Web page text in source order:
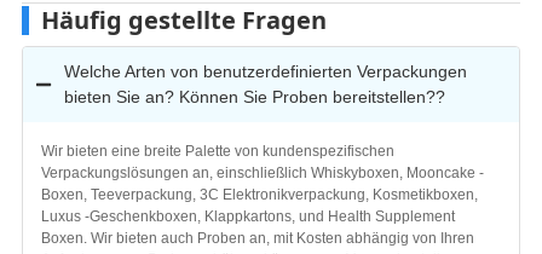
Häufig gestellte Fragen
Welche Arten von benutzerdefinierten Verpackungen
Wir bieten eine breite Palette von kundenspezifischen
Verpackungslösungen an, einschließlich Whiskyboxen, Mooncake -
Boxen, Teeverpackung, 3C Elektronikverpackung, Kosmetikboxen,
Luxus -Geschenkboxen, Klappkartons, und Health Supplement